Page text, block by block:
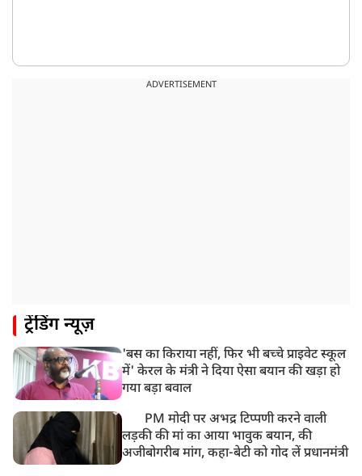
ADVERTISEMENT
ट्रेंडिंग न्यूज़
'बस का किराया नहीं, फिर भी बच्चे प्राइवेट स्कूल
में' केरल के मंत्री ने दिया ऐसा बयान की खड़ा हो
गया बड़ा बवाल
PM मोदी पर अभद्र टिप्पणी करने वाली
लड़की की मां का आया भावुक बयान, की
अजीबोगरीब मांग, कहा-बेटी को गोद लें प्रधानमंत्री